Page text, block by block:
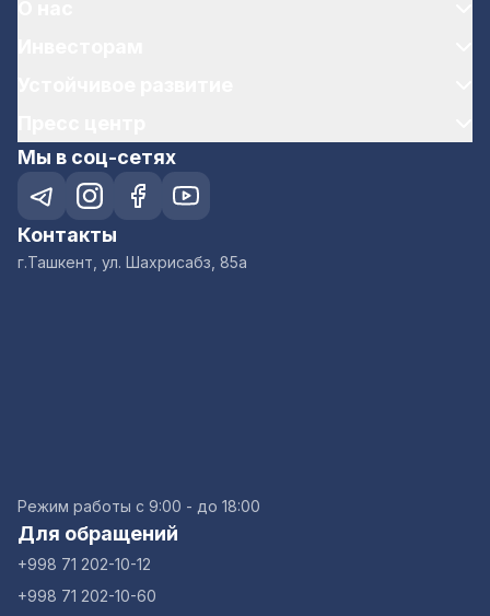
Мы в соц-сетях
Контакты
г.Ташкент, ул. Шахрисабз, 85а
Режим работы с 9:00 - до 18:00
Для обращений
+998 71 202-10-12
+998 71 202-10-60